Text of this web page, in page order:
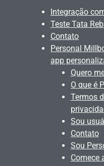
Integração
Teste Tata
Contato
Personal
app
Quero
O que é
Termos
Sou
Contato
Sou
Comece